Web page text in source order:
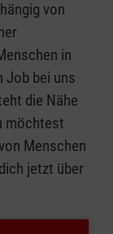
von
in
Job bei uns
die Nähe
möchtest
Menschen
jetzt über